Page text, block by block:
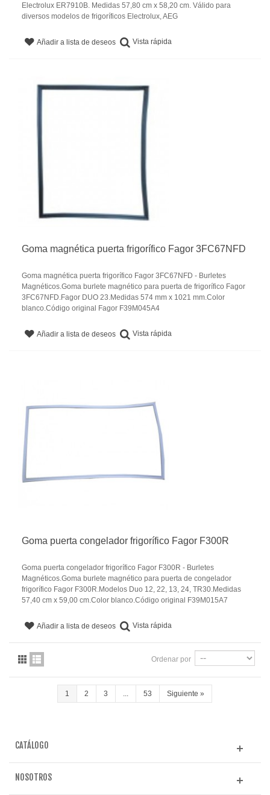
Electrolux ER7910B. Medidas 57,80 cm x 58,20 cm. Válido para
diversos modelos de frigoríficos Electrolux, AEG
Añadir a lista de deseos Vista rápida
Goma magnética puerta frigorífico Fagor 3FC67NFD
Goma magnética puerta frigorífico Fagor 3FC67NFD - Burletes
Magnéticos.Goma burlete magnético para puerta de frigorífico Fagor
3FC67NFD.Fagor DUO 23.Medidas 574 mm x 1021 mm.Color
blanco.Código original Fagor F39M045A4
Añadir a lista de deseos Vista rápida
Goma puerta congelador frigorífico Fagor F300R
Goma puerta congelador frigorífico Fagor F300R - Burletes
Magnéticos.Goma burlete magnético para puerta de congelador
frigorífico Fagor F300R.Modelos Duo 12, 22, 13, 24, TR30.Medidas
57,40 cm x 59,00 cm.Color blanco.Código original F39M015A7
Añadir a lista de deseos Vista rápida
Ordenar por
1 2 3 53 Siguiente »
CATÁLOGO
NOSOTROS